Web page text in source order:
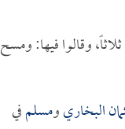
وقالوا فيها: ومسح
البخاريومسلمفي